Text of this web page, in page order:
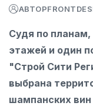
АВТОР
Судя по
этажей и один
"Строй Сити
выбрана
шампанских вин